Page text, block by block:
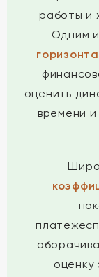
работы и
Одним
оценить
времени и
оценку